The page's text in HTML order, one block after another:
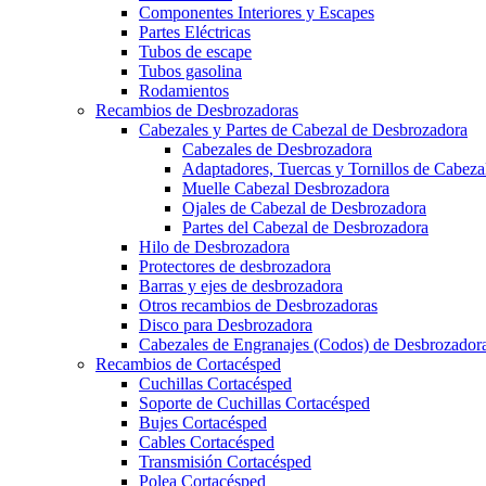
Componentes Interiores y Escapes
Partes Eléctricas
Tubos de escape
Tubos gasolina
Rodamientos
Recambios de Desbrozadoras
Cabezales y Partes de Cabezal de Desbrozadora
Cabezales de Desbrozadora
Adaptadores, Tuercas y Tornillos de
Muelle Cabezal Desbrozadora
Ojales de Cabezal de Desbrozadora
Partes del Cabezal de Desbrozadora
Hilo de Desbrozadora
Protectores de desbrozadora
Barras y ejes de desbrozadora
Otros recambios de Desbrozadoras
Disco para Desbrozadora
Cabezales de Engranajes (Codos) de
Recambios de Cortacésped
Cuchillas Cortacésped
Soporte de Cuchillas Cortacésped
Bujes Cortacésped
Cables Cortacésped
Transmisión Cortacésped
Polea Cortacésped